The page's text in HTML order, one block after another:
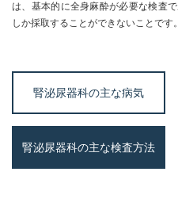
は、基本的に全身麻酔が必要な検査
しか採取することができないことです。
腎泌尿器科の主な病気
腎泌尿器科の主な検査方法